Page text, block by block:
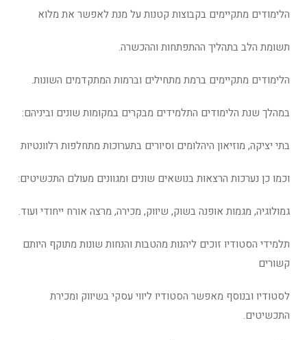
הלימודים מתקיימים בקבוצות קטנות על מנת לאפשר את מלוא
תשומת הלב בתהליך ההתפתחות וההכשרה.
הלימודים מתקיימים ברמת מתחילים וברמות המתקדמים השונות.
במהלך שנת הלימודים התלמידים מבקרים במקומות שונים וביניהם:
בתי יציקה, מוזיאון היהלומים וסיורים בתערוכות מתחלפות רלוונטיות
וכמו כן נערכות הרצאות בנושאים שונים ומגוונים מעולם התכשיטים:
גמולוגיה, מגמות אופנה בשוק, שיווק, מכירה, מרצה אורח ייחודי ועוד.
תלמידי הסטודיו זוכים ליהנות מהטבות והנחות שונות מתוקף היותם
קשורים
לסטודיו ובנוסף מאפשר הסטודיו ליווי עסקי בשיווק ומכירת
התכשיטים.